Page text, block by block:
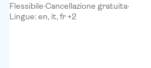
Flessibile·Cancellazione gratuita·
Lingue: en, it, fr +2